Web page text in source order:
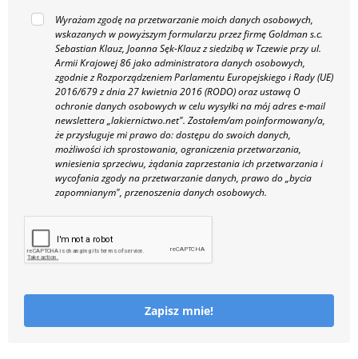
Wyrażam zgodę na przetwarzanie moich danych osobowych,
wskazanych w powyższym formularzu przez firmę Goldman s.c.
Sebastian Klauz, Joanna Sęk-Klauz z siedzibą w Tczewie przy ul.
Armii Krajowej 86 jako administratora danych osobowych,
zgodnie z Rozporządzeniem Parlamentu Europejskiego i Rady (UE)
2016/679 z dnia 27 kwietnia 2016 (RODO) oraz ustawą O
ochronie danych osobowych w celu wysyłki na mój adres e-mail
newslettera „lakiernictwo.net". Zostałem/am poinformowany/a,
że przysługuje mi prawo do: dostępu do swoich danych,
możliwości ich sprostowania, ograniczenia przetwarzania,
wniesienia sprzeciwu, żądania zaprzestania ich przetwarzania i
wycofania zgody na przetwarzanie danych, prawo do „bycia
zapomnianym", przenoszenia danych osobowych.
Zapisz mnie!